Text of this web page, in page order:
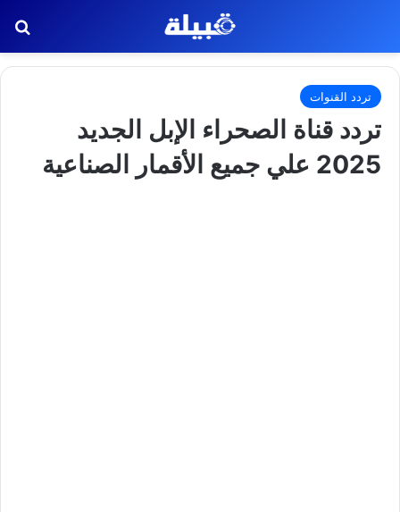
تردد القنوات
تردد قناة الصحراء الإبل الجديد
2025 علي جميع الأقمار الصناعية